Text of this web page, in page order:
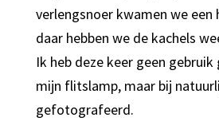
verlengsnoer kwamen we een
daar hebben we de kachels
Ik heb deze keer geen
mijn flitslamp, maar bij
gefotografeerd.